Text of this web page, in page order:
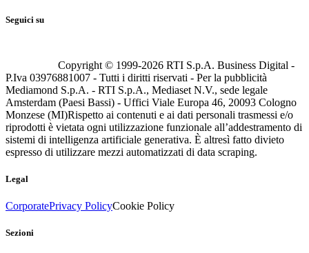
Seguici su
Copyright © 1999-2026 RTI S.p.A. Business Digital -
P.Iva 03976881007 - Tutti i diritti riservati - Per la pubblicità
Mediamond S.p.A. - RTI S.p.A., Mediaset N.V., sede legale
Amsterdam (Paesi Bassi) - Uffici Viale Europa 46, 20093 Cologno
Monzese (MI)Rispetto ai contenuti e ai dati personali trasmessi e/o
riprodotti è vietata ogni utilizzazione funzionale all’addestramento di
sistemi di intelligenza artificiale generativa. È altresì fatto divieto
espresso di utilizzare mezzi automatizzati di data scraping.
Legal
CorporatePrivacy PolicyCookie Policy
Sezioni